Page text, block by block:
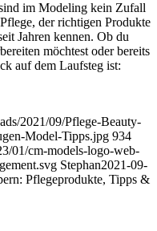
im Modeling kein Zufall
der richtigen Produkte
Jahren kennen. Ob du
möchtest oder bereits
auf dem Laufsteg ist:
2021/09/Pflege-Beauty-
Model-Tipps.jpg 934
01/cm-models-logo-web-
Stephan2021-09-
Pflegeprodukte, Tipps &